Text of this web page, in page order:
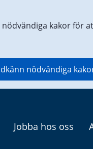
kakor för
nödvändiga
Jobba hos oss